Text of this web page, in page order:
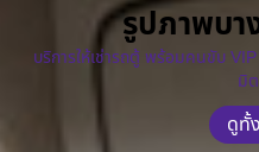
รูปภาพบา
บริการให้เช่ารถตู้ พร้อมคนขับ
มิ
ดูทั้